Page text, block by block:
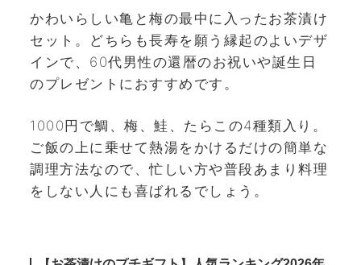
かわいらしい亀と梅の最中に入ったお茶漬け
セット。どちらも長寿を願う縁起のよいデザ
インで、60代男性の還暦のお祝いや誕生日
のプレゼントにおすすめです。
1000円で鯛、梅、鮭、たらこの4種類入り。
ご飯の上に乗せて熱湯をかけるだけの簡単な
調理方法なので、忙しい方や普段あまり料理
をしない人にも喜ばれるでしょう。